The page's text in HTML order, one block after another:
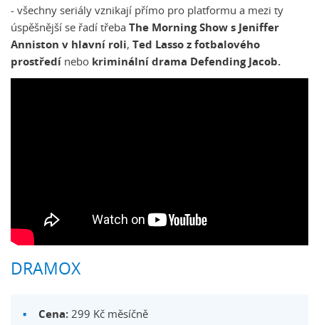
- všechny seriály vznikají přímo pro platformu a mezi ty
úspěšnější se řadí třeba The Morning Show s Jeniffer
Anniston v hlavní roli, Ted Lasso z fotbalového
prostředí nebo kriminální drama Defending Jacob.
DRAMOX
Cena:299 Kč měsíčně